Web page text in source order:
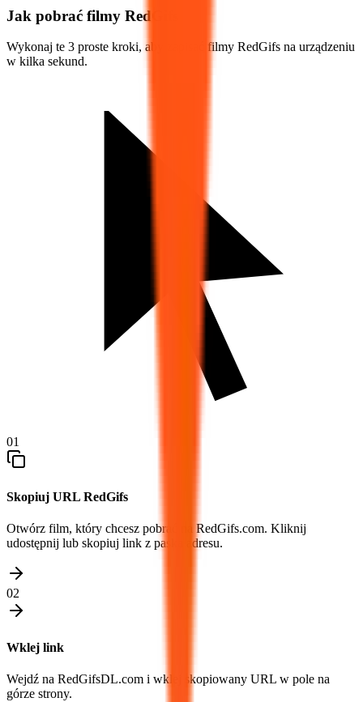
Jak pobrać filmy RedGifs
Wykonaj te 3 proste kroki, aby zapisać filmy RedGifs na urządzeniu
w kilka sekund.
01
Skopiuj URL RedGifs
Otwórz film, który chcesz pobrać na RedGifs.com. Kliknij
udostępnij lub skopiuj link z paska adresu.
02
Wklej link
Wejdź na RedGifsDL.com i wklej skopiowany URL w pole na
górze strony.